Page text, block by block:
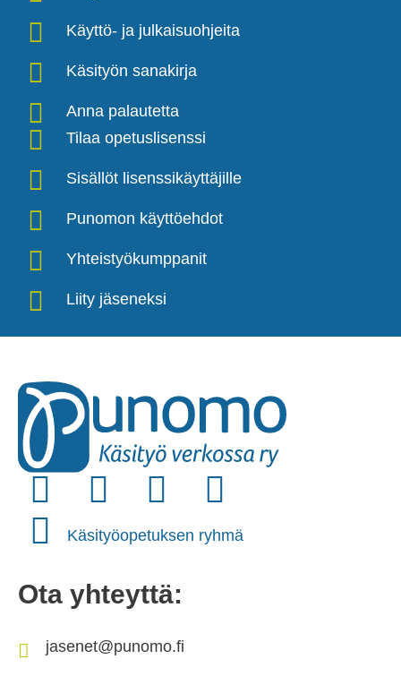
Käyttö- ja julkaisuohjeita
Käsityön sanakirja
Anna palautetta
Tilaa opetuslisenssi
Sisällöt lisenssikäyttäjille
Punomon käyttöehdot
Yhteistyökumppanit
Liity jäseneksi
Käsityöopetuksen ryhmä
Ota yhteyttä:
jasenet@punomo.fi